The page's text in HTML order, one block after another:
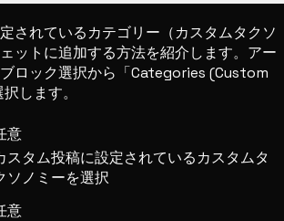
されているカテゴリー（カスタムタクソ
ットに追加する方法を紹介します。アー
ロック選択から「Categories (Custom
します。
意
スタム投稿に設定されているカスタムタ
ソノミーを選択
意